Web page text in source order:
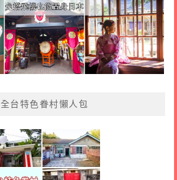
全台特色眷村懶人包